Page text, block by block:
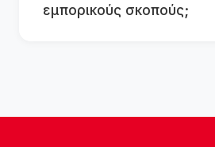
εμπορικούς σκοπούς;